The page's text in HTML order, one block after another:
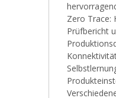
Zero Trace:
Prüfbericht